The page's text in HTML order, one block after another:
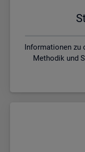
Informationen zu
Methodik und